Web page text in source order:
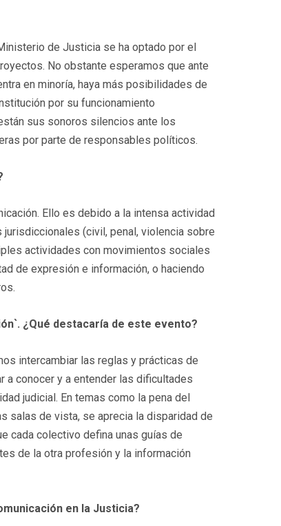
de Justicia se ha optado por el
No obstante esperamos que ante
en minoría, haya más posibilidades de
por su funcionamiento
sus sonoros silencios ante los
por parte de responsables políticos.
Ello es debido a la intensa actividad
(civil, penal, violencia sobre
actividades con movimientos sociales
de expresión e información, o haciendo
¿Qué destacaría de este evento?
intercambiar las reglas y prácticas de
a conocer y a entender las dificultades
judicial. En temas como la pena del
salas de vista, se aprecia la disparidad de
cada colectivo defina unas guías de
de la otra profesión y la información
en la Justicia?